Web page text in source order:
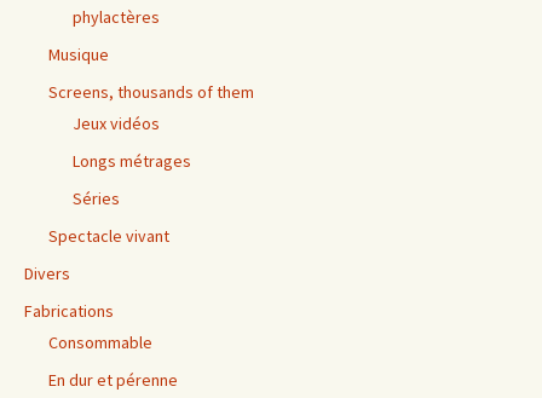
phylactères
Musique
Screens, thousands of them
Jeux vidéos
Longs métrages
Séries
Spectacle vivant
Divers
Fabrications
Consommable
En dur et pérenne